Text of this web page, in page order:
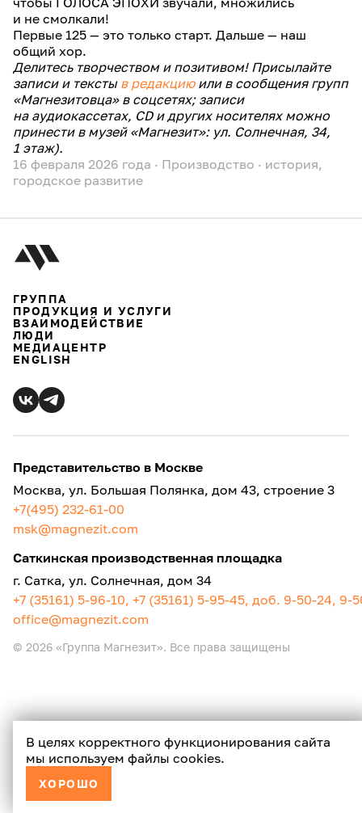
и не смолкали!
Первые 125 — это только старт. Дальше — наш
общий хор.
Делитесь творчеством и позитивом! Присылайте
записи и тексты в редакциюили в сообщения групп
«Магнезитовца» в соцсетях; записи
на аудиокассетах, CD и других носителях можно
принести в музей «Магнезит»: ул. Солнечная, 34,
1 этаж).
16 февраля 2026 года · Производство · история,
городское развитие
В целях корректного функционирования сайта
мы используем файлы cookies.
ХОРОШО
ГРУППА
ПРОДУКЦИЯ И УСЛУГИ
ВЗАИМОДЕЙСТВИЕ
ЛЮДИ
МЕДИАЦЕНТР
ENGLISH
Представительство в Москве
Москва, ул. Большая Полянка, дом 43, строение 3
+7(495) 232-61-00
msk@magnezit.com
Саткинская производственная площадка
г. Сатка, ул. Солнечная, дом 34
+7 (35161) 5-96-10, +7 (35161) 5-95-45, доб. 9-50-24, 9-
office@magnezit.com
© 2026 «Группа Магнезит». Все права защищены